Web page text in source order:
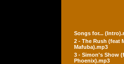
Songs for...
2 - The Rush (feat
Mafuba).mp3
3 - Simon's Show
Phoenix).mp3